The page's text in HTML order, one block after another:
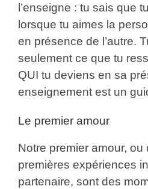
l’enseigne : tu sais que
lorsque tu aimes la
en présence de l’autre.
seulement ce que tu
QUI tu deviens en sa
enseignement est un
Le premier amour
Notre premier amour, ou
premières expériences
partenaire, sont des